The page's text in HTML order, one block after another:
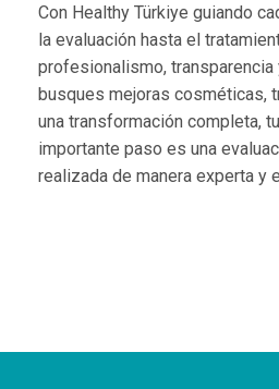
Con Healthy Türkiye guiando
la evaluación hasta el
profesionalismo, transparencia
busques mejoras cosméticas,
una transformación completa,
importante paso es una
realizada de manera experta y